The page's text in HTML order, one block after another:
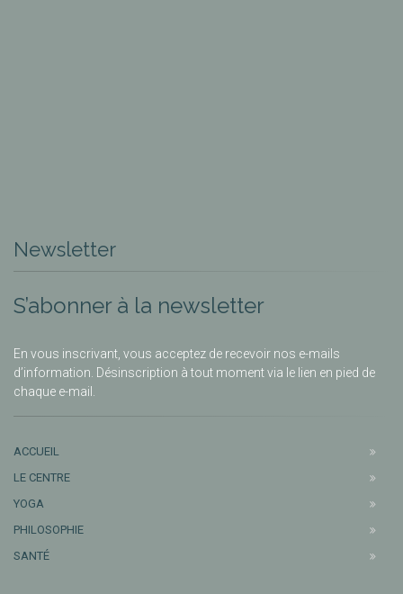
Newsletter
S’abonner à la newsletter
En vous inscrivant, vous acceptez de recevoir nos e-mails
d’information. Désinscription à tout moment via le lien en pied de
chaque e-mail.
ACCUEIL
LE CENTRE
YOGA
PHILOSOPHIE
SANTÉ